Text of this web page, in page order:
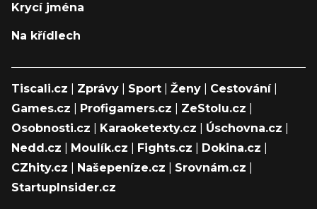
Krycí jména
Na křídlech
Tiscali.cz Zprávy Sport Ženy Cestování|
Games.cz
Profigamers.cz ZeStolu.cz
Osobnosti.cz
Karaoketexty.cz Úschovna.cz
Nedd.cz
Moulík.cz Fights.cz Dokina.cz
CZhity.cz
Našepeníze.cz Srovnám.cz
StartupInsider.cz